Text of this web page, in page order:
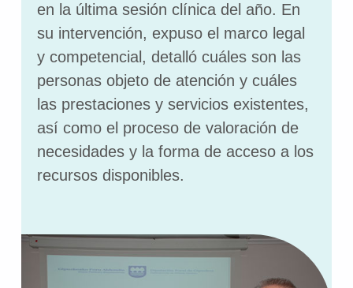
en la última sesión clínica del año. En
su intervención, expuso el marco legal
y competencial, detalló cuáles son las
personas objeto de atención y cuáles
las prestaciones y servicios existentes,
así como el proceso de valoración de
necesidades y la forma de acceso a los
recursos disponibles.